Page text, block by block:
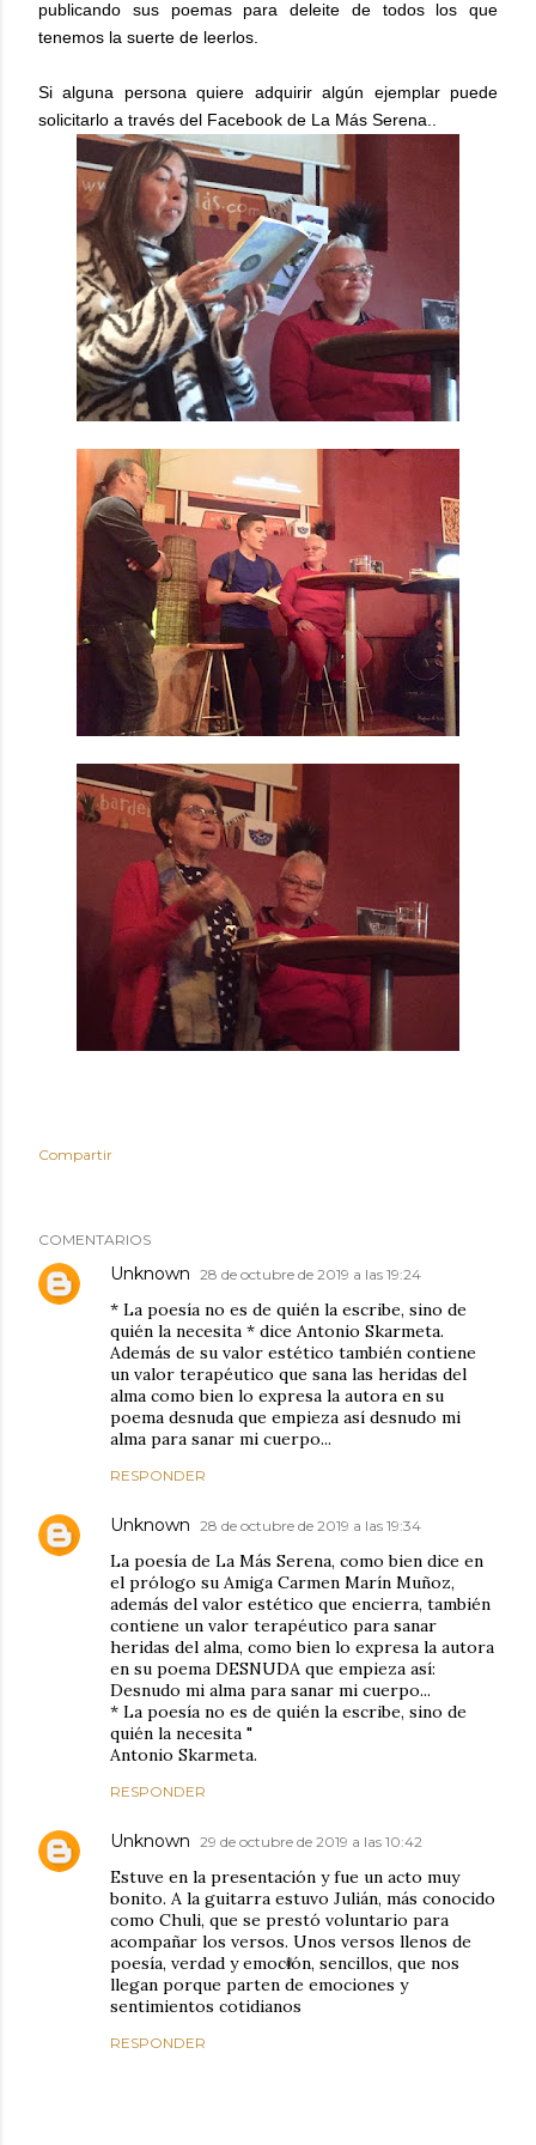
publicando sus poemas para deleite de todos los que
tenemos la suerte de leerlos.
Si alguna persona quiere adquirir algún ejemplar puede
solicitarlo a través del Facebook de La Más Serena..
Compartir
COMENTARIOS
Unknown 28 de octubre de 2019 a las 19:24
* La poesía no es de quién la escribe, sino de
quién la necesita * dice Antonio Skarmeta.
Además de su valor estético también contiene
un valor terapéutico que sana las heridas del
alma como bien lo expresa la autora en su
poema desnuda que empieza así desnudo mi
alma para sanar mi cuerpo...
RESPONDER
Unknown 28 de octubre de 2019 a las 19:34
La poesía de La Más Serena, como bien dice en
el prólogo su Amiga Carmen Marín Muñoz,
además del valor estético que encierra, también
contiene un valor terapéutico para sanar
heridas del alma, como bien lo expresa la autora
en su poema DESNUDA que empieza así:
Desnudo mi alma para sanar mi cuerpo...
* La poesía no es de quién la escribe, sino de
quién la necesita "
Antonio Skarmeta.
RESPONDER
Unknown 29 de octubre de 2019 a las 10:42
Estuve en la presentación y fue un acto muy
bonito. A la guitarra estuvo Julián, más conocido
como Chuli, que se prestó voluntario para
acompañar los versos. Unos versos llenos de
poesía, verdad y emoción, sencillos, que nos
llegan porque parten de emociones y
sentimientos cotidianos
RESPONDER